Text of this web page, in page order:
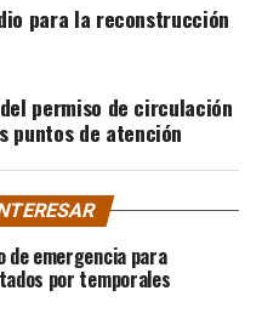
para la reconstrucción
permiso de circulación
puntos de atención
de emergencia para
por temporales